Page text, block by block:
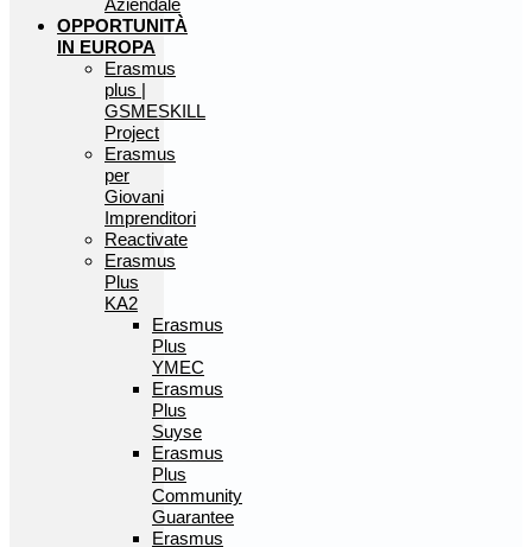
Aziendale
OPPORTUNITÀ
IN EUROPA
Erasmus
plus |
GSMESKILL
Project
Erasmus
per
Giovani
Imprenditori
Reactivate
Erasmus
Plus
KA2
Erasmus
Plus
YMEC
Erasmus
Plus
Suyse
Erasmus
Plus
Community
Guarantee
Erasmus